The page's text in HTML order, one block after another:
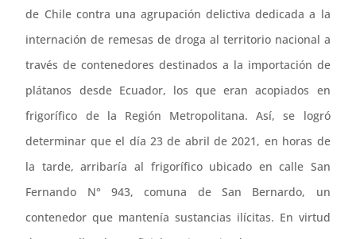
de Chile contra una agrupación delictiva dedicada a la
internación de remesas de droga al territorio nacional a
través de contenedores destinados a la importación de
plátanos desde Ecuador, los que eran acopiados en
frigorífico de la Región Metropolitana. Así, se logró
determinar que el día 23 de abril de 2021, en horas de
la tarde, arribaría al frigorífico ubicado en calle San
Fernando N° 943, comuna de San Bernardo, un
contenedor que mantenía sustancias ilícitas. En virtud